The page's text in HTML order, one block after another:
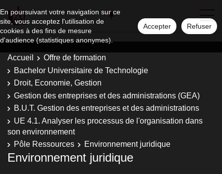
En poursuivant votre navigation sur ce
site, vous acceptez l'utilisation de
cookies à des fins de mesure
d'audience (statistiques anonymes).
Accepter Refuser
Accueil
Offre de formation
Bachelor Universitaire de Technologie
Droit, Economie, Gestion
Gestion des entreprises et des administrations (GEA)
B.U.T. Gestion des entreprises et des administrations
UE 4.1. Analyser les processus de l'organisation dans
son environnement
Pôle Ressources
Environnement juridique
Environnement juridique